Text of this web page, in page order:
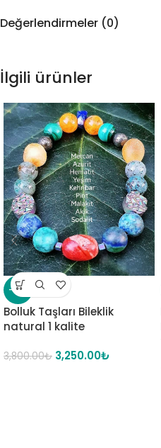
Değerlendirmeler (0)
İlgili ürünler
-14%
Bolluk Taşları Bileklik
natural 1 kalite
3,800.00₺ 3,250.00₺